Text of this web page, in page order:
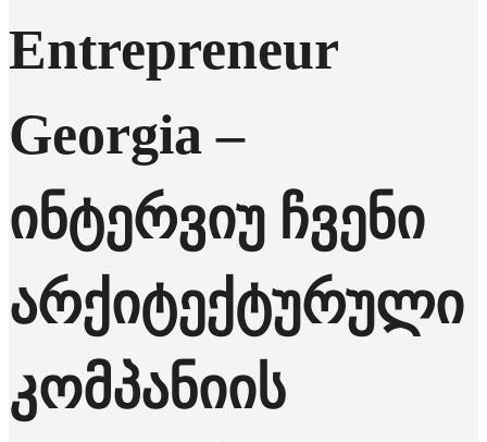
Entrepreneur
Georgia –
ინტერვიუ ჩვენი
არქიტექტურული
კომპანიის